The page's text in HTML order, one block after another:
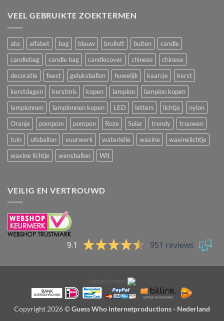
VEEL GEBRUIKTE ZOEKTERMEN
abc alfabet bag blauw bruiloft buiten
candle
candlebag
candle bag candlecover chinees
chinese
decoratie
feest geluksballon huwelijk kaarsje
kerst
kerstdagen
kerstmis kopen lampion
lampion kopen
lampionnen
lampionnen kopen LED letters lichtje
nylon
Oranje
pompom pompon Roze Solar trendy
trouwen
tuin
ufoballon vuurwerk waterlelie waxine
waxinelichtje
waxine lichtje
wensballon Wit
VEILIG EN VERTROUWD
9.1 951 reviews
lampionnen
Copyright 2026 ©Guess Who internetproductions - Nederland